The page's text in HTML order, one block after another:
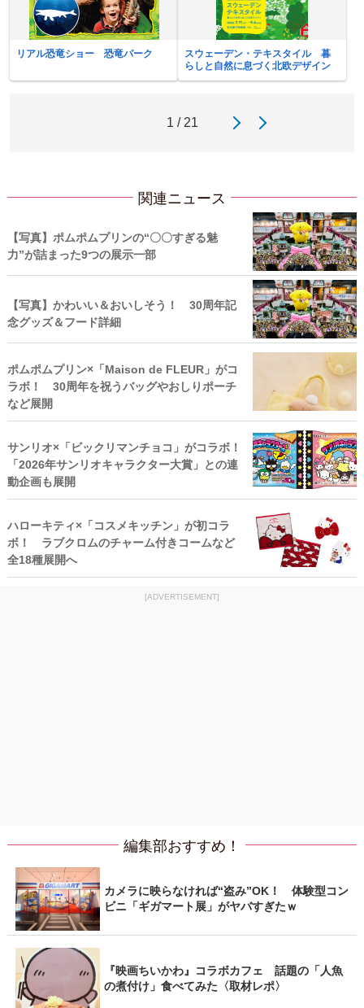
リアル恐竜ショー 恐竜パーク
スウェーデン・テキスタイル 暮
らしと自然に息づく北欧デザイン
1 / 21
関連ニュース
【写真】ポムポムプリンの“〇〇すぎる魅
力”が詰まった9つの展示一部
【写真】かわいい＆おいしそう！ 30周年記
念グッズ＆フード詳細
ポムポムプリン×「Maison de FLEUR」がコ
ラボ！ 30周年を祝うバッグやおしりポーチ
など展開
サンリオ×「ビックリマンチョコ」がコラボ！
「2026年サンリオキャラクター大賞」との連
動企画も展開
ハローキティ×「コスメキッチン」が初コラ
ボ！ ラブクロムのチャーム付きコームなど
全18種展開へ
[ADVERTISEMENT]
編集部おすすめ！
カメラに映らなければ“盗み”OK！ 体験型コン
ビニ「ギガマート展」がヤバすぎたｗ
『映画ちいかわ』コラボカフェ 話題の「人魚
の煮付け」食べてみた〈取材レポ〉